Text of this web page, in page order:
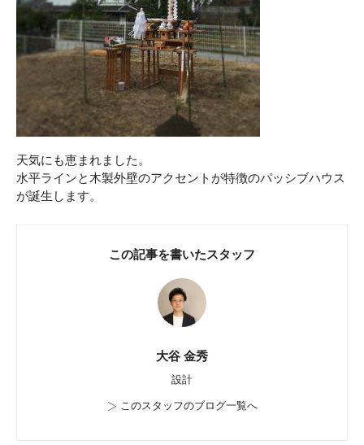
天気にも恵まれました。
水平ラインと木製外壁のアクセントが特徴のパッシブハウス
が誕生します。
この記事を書いたスタッフ
大谷 金秀
設計
> このスタッフのブログ一覧へ